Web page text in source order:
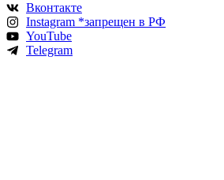
Вконтакте
Instagram *запрещен в РФ
YouTube
Telegram